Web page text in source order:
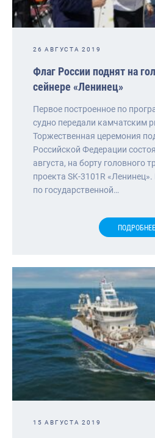
26 АВГУСТА 2019
Флаг России поднят на
сейнере «Ленинец»
Первое построенное по
судно передали камчатским
Торжественная церемония
Российской Федерации
августа, на борту головного
проекта SK-3101R
по государственной…
ПОДРОБНЕЕ
15 АВГУСТА 2019